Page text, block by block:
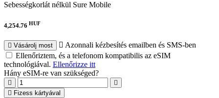
Sebességkorlát nélkül Sure Mobile
4,254.76 HUF
Vásárolj most
Azonnali kézbesítés emailben és SMS-ben
Ellenőriztem, és a telefonom kompatibilis az eSIM
technológiával. Ellenőrizze itt
Hány eSIM-re van szükséged?
Fizess kártyával